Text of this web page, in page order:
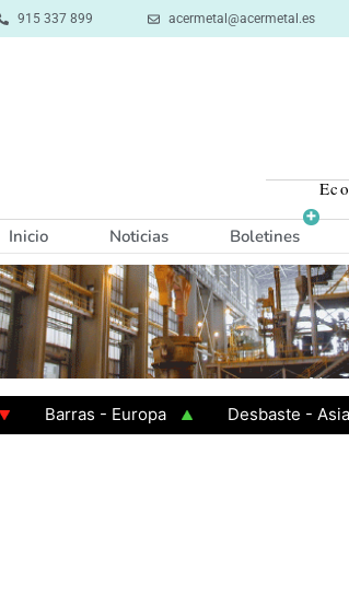
915 337 899 acermetal@acermetal.es
Inicio Noticias Boletines
Barras - Europa Desbaste - Asia